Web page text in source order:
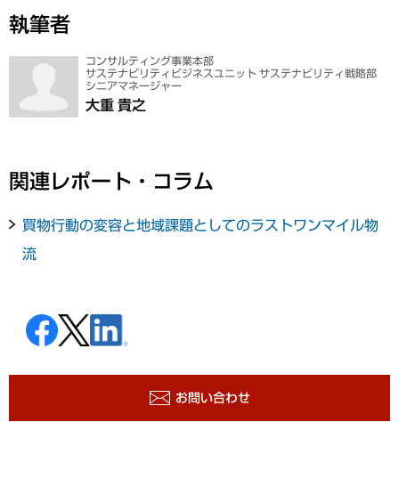
執筆者
コンサルティング事業本部
サステナビリティビジネスユニット サステナビリティ戦略部
シニアマネージャー
大重 貴之
関連レポート・コラム
買物行動の変容と地域課題としてのラストワンマイル物
流
お問い合わせ